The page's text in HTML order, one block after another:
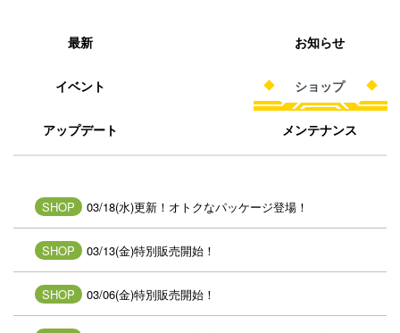
最新 お知らせ
イベント ショップ
アップデート メンテナンス
SHOP 03/18(水)更新！オトクなパッケージ登場！
SHOP 03/13(金)特別販売開始！
SHOP 03/06(金)特別販売開始！